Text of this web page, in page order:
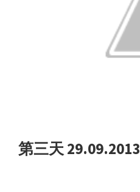
第三天 29.09.2013